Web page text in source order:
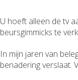
U hoeft alleen de tv
beursgimmicks te
In mijn jaren van
benadering verslaat.